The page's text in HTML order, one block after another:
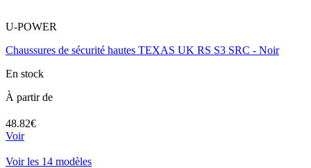
U-POWER
Chaussures de sécurité hautes TEXAS UK RS S3 SRC - Noir
En stock
À partir de
48.82€
Voir
Voir les 14 modèles